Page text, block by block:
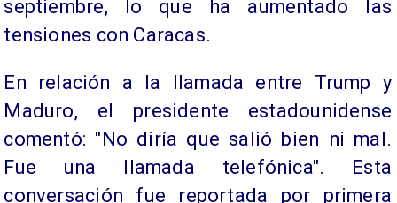
septiembre, lo que ha aumentado las
tensiones con Caracas.
En relación a la llamada entre Trump y
Maduro, el presidente estadounidense
comentó: "No diría que salió bien ni mal.
Fue una llamada telefónica". Esta
conversación fue reportada por primera